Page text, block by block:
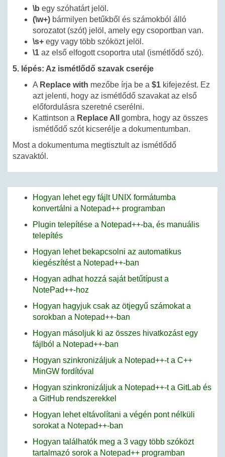
\b egy szóhatárt jelöl.
(\w+) bármilyen betűkből és számokból álló
sorozatot (szót) jelöl, amely egy csoportban van.
\s+ egy vagy több szóközt jelöl.
\1 az első elfogott csoportra utal (ismétlődő szó).
5. lépés: Az ismétlődő szavak cseréje
A Replace with mezőbe írja be a $1 kifejezést. Ez
azt jelenti, hogy az ismétlődő szavakat az első
előfordulásra szeretné cserélni.
Kattintson a Replace All
gombra, hogy az összes
ismétlődő szót kicserélje a dokumentumban.
Most a dokumentuma megtisztult az ismétlődő
szavaktól.
Hogyan lehet egy fájlt UNIX formátumba
konvertálni a Notepad++ programban
Plugin telepítése a Notepad++-ba, és manuális
telepítés
Hogyan lehet bekapcsolni az automatikus
kiegészítést a Notepad++-ban
Hogyan adhat hozzá saját betűtípust a
NotePad++-hoz
Hogyan hagyjuk csak az ötjegyű számokat a
sorokban a Notepad++-ban
Hogyan másoljuk ki az összes hivatkozást egy
fájlból a Notepad++-ban
Hogyan szinkronizáljuk a Notepad++-t a C++
MinGW fordítóval
Hogyan szinkronizáljuk a Notepad++-t a GitLab és
a GitHub rendszerekkel
Hogyan lehet eltávolítani a végén pont nélküli
sorokat a Notepad++-ban
Hogyan találhatók meg a 3 vagy több szóközt
tartalmazó sorok a Notepad++ programban